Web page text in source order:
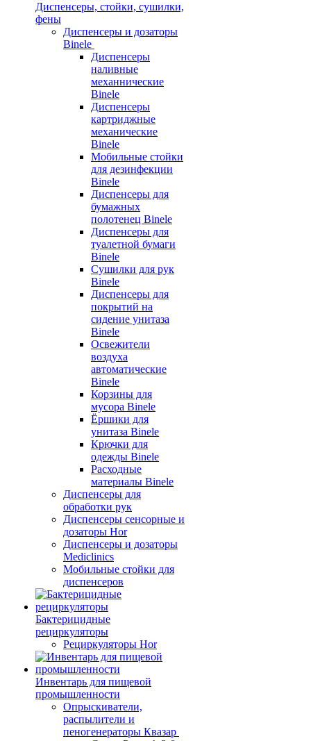
Диспенсеры, стойки, сушилки,
фены
Диспенсеры и дозаторы
Binele
Диспенсеры
наливные
механнические
Binele
Диспенсеры
картриджные
механические
Binele
Мобильные стойки
для дезинфекции
Binele
Диспенсеры для
бумажных
полотенец Binele
Диспенсеры для
туалетной бумаги
Binele
Сушилки для рук
Binele
Диспенсеры для
покрытий на
сидение унитаза
Binele
Освежители
воздуха
автоматические
Binele
Корзины для
мусора Binele
Ёршики для
унитаза Binele
Крючки для
одежды Binele
Расходные
материалы Binele
Диспенсеры для
обработки рук
Диспенсеры сенсорные и
дозаторы Hor
Диспенсеры и дозаторы
Mediclinics
Мобильные стойки для
диспенсеров
Бактерицидные
рециркуляторы
Рециркуляторы Hor
Инвентарь для пищевой
промышленности
Опрыскиватели,
распылители и
пеногенераторы Квазар